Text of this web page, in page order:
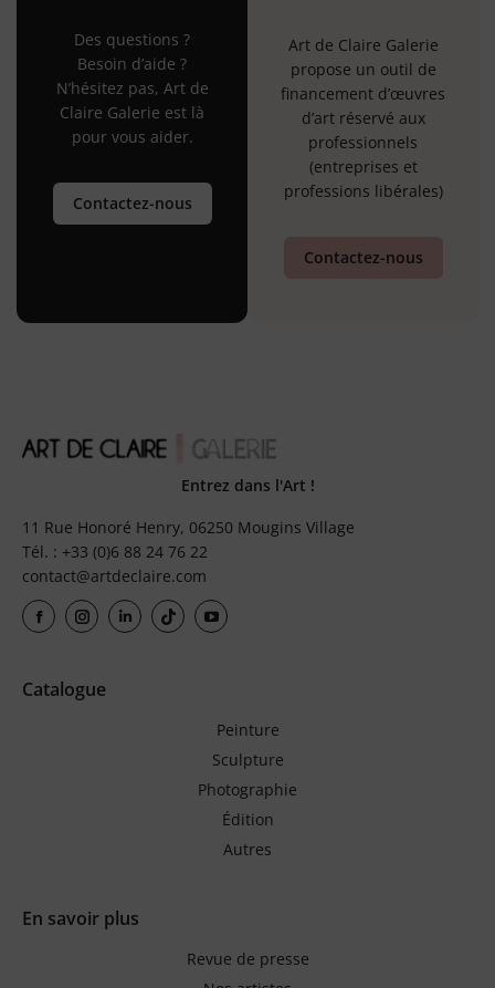
Des questions ?
Besoin d’aide ?
N’hésitez pas, Art de
Claire Galerie est là
pour vous aider.
Contactez-nous
Art de Claire Galerie
propose un outil de
financement d’œuvres
d’art réservé aux
professionnels
(entreprises et
professions libérales)
Contactez-nous
Entrez dans l'Art !
11 Rue Honoré Henry, 06250 Mougins Village
Tél. : +33 (0)6 88 24 76 22
contact@artdeclaire.com
Catalogue
Peinture
Sculpture
Photographie
Édition
Autres
En savoir plus
Revue de presse